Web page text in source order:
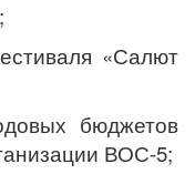
«Салют
бюджетов
ВОС-5;